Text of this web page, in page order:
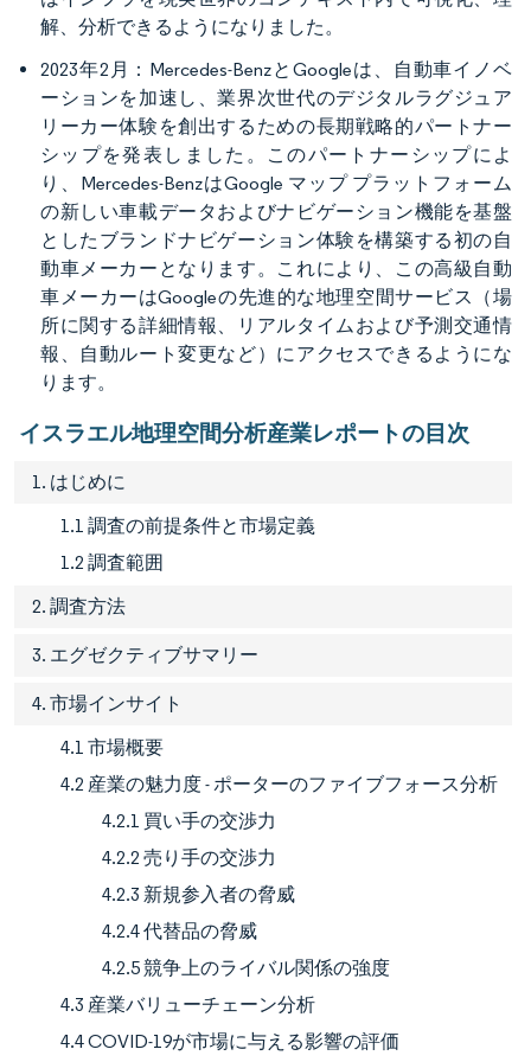
解、分析できるようになりました。
2023年2月：Mercedes-BenzとGoogleは、自動車イノベ
ーションを加速し、業界次世代のデジタルラグジュア
リーカー体験を創出するための長期戦略的パートナー
シップを発表しました。このパートナーシップによ
り、Mercedes-BenzはGoogle マップ プラットフォーム
の新しい車載データおよびナビゲーション機能を基盤
としたブランドナビゲーション体験を構築する初の自
動車メーカーとなります。これにより、この高級自動
車メーカーはGoogleの先進的な地理空間サービス（場
所に関する詳細情報、リアルタイムおよび予測交通情
報、自動ルート変更など）にアクセスできるようにな
ります。
イスラエル地理空間分析産業レポートの目次
1. はじめに
1.1 調査の前提条件と市場定義
1.2 調査範囲
2. 調査方法
3. エグゼクティブサマリー
4. 市場インサイト
4.1 市場概要
4.2 産業の魅力度 - ポーターのファイブフォース分析
4.2.1 買い手の交渉力
4.2.2 売り手の交渉力
4.2.3 新規参入者の脅威
4.2.4 代替品の脅威
4.2.5 競争上のライバル関係の強度
4.3 産業バリューチェーン分析
4.4 COVID-19が市場に与える影響の評価